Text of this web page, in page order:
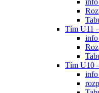
Tím U11
info
Tím U10
info